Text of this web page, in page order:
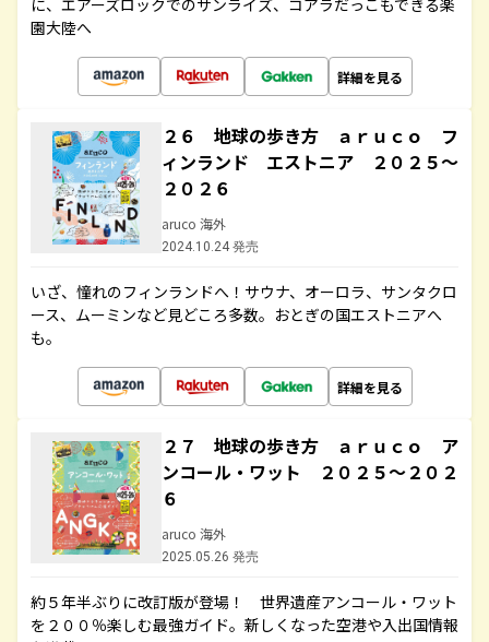
に、エアーズロックでのサンライズ、コアラだっこもできる楽
園大陸へ
詳細を見る
２６ 地球の歩き方 ａｒｕｃｏ フ
ィンランド エストニア ２０２５～
２０２６
aruco 海外
2024.10.24 発売
いざ、憧れのフィンランドへ！サウナ、オーロラ、サンタクロ
ース、ムーミンなど見どころ多数。おとぎの国エストニアへ
も。
詳細を見る
２７ 地球の歩き方 ａｒｕｃｏ ア
ンコール・ワット ２０２５～２０２
６
aruco 海外
2025.05.26 発売
約５年半ぶりに改訂版が登場！ 世界遺産アンコール・ワット
を２００％楽しむ最強ガイド。新しくなった空港や入出国情報